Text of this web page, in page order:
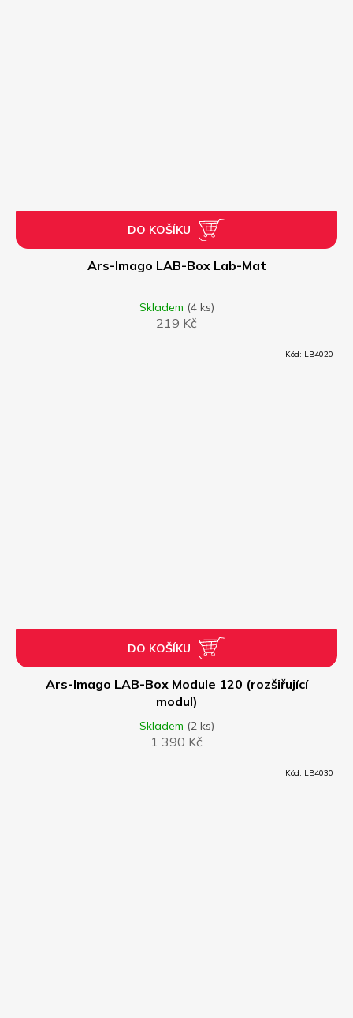
Ars-Imago LAB-Box Lab-Mat
Skladem (4 ks)
219 Kč
DO KOŠÍKU
Ars-Imago LAB-Box Module 120 (rozšiřující
modul)
Skladem (2 ks)
1 390 Kč
DO KOŠÍKU
Kód: LB4020
Kód: LB4030